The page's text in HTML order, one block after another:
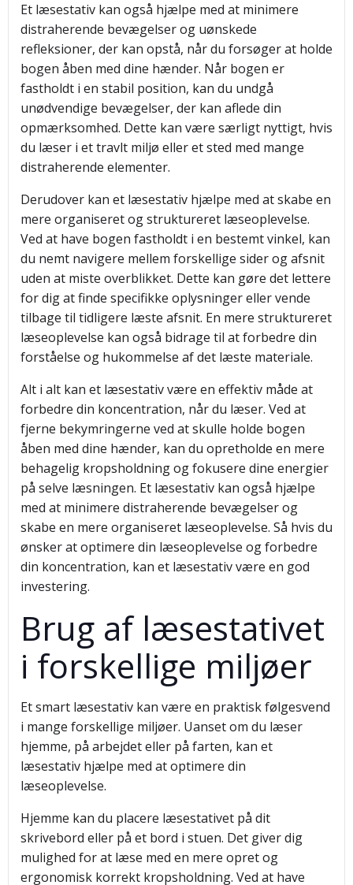
Et læsestativ kan også hjælpe med at minimere
distraherende bevægelser og uønskede
refleksioner, der kan opstå, når du forsøger at holde
bogen åben med dine hænder. Når bogen er
fastholdt i en stabil position, kan du undgå
unødvendige bevægelser, der kan aflede din
opmærksomhed. Dette kan være særligt nyttigt, hvis
du læser i et travlt miljø eller et sted med mange
distraherende elementer.
Derudover kan et læsestativ hjælpe med at skabe en
mere organiseret og struktureret læseoplevelse.
Ved at have bogen fastholdt i en bestemt vinkel, kan
du nemt navigere mellem forskellige sider og afsnit
uden at miste overblikket. Dette kan gøre det lettere
for dig at finde specifikke oplysninger eller vende
tilbage til tidligere læste afsnit. En mere struktureret
læseoplevelse kan også bidrage til at forbedre din
forståelse og hukommelse af det læste materiale.
Alt i alt kan et læsestativ være en effektiv måde at
forbedre din koncentration, når du læser. Ved at
fjerne bekymringerne ved at skulle holde bogen
åben med dine hænder, kan du opretholde en mere
behagelig kropsholdning og fokusere dine energier
på selve læsningen. Et læsestativ kan også hjælpe
med at minimere distraherende bevægelser og
skabe en mere organiseret læseoplevelse. Så hvis du
ønsker at optimere din læseoplevelse og forbedre
din koncentration, kan et læsestativ være en god
investering.
Brug af læsestativet
i forskellige miljøer
Et smart læsestativ kan være en praktisk følgesvend
i mange forskellige miljøer. Uanset om du læser
hjemme, på arbejdet eller på farten, kan et
læsestativ hjælpe med at optimere din
læseoplevelse.
Hjemme kan du placere læsestativet på dit
skrivebord eller på et bord i stuen. Det giver dig
mulighed for at læse med en mere opret og
ergonomisk korrekt kropsholdning. Ved at have